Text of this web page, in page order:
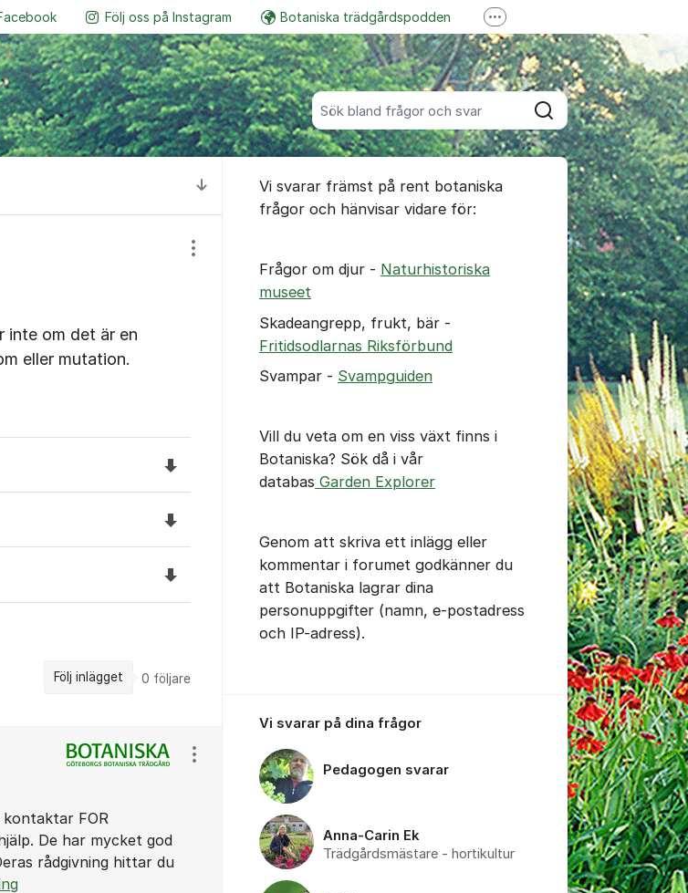
Sök bland alla inlägg
Sök
Följ oss på Instagram Botaniska trädgårdspodden
Botaniskas vänner Följ oss på YouTube Garden Explorer
Fler supportlänkar
Till senaste kommentaren
Visa/dölj inställningar för inlägg/kommentar
inte om det är en
eller mutation.
Ladda ned filen 20240522_090039.jpg
Ladda ned filen 20240522_090102.jpg
Ladda ned filen 20240522_090420.jpg
Följ inlägget 0 följare
FOR
De har mycket god
rådgivning hittar du
Visa/dölj inställningar för inlägg/kommentar
Vi svarar främst på rent botaniska
frågor och hänvisar vidare för:
Frågor om djur - Naturhistoriska
museet
Skadeangrepp, frukt, bär -
Fritidsodlarnas Riksförbund
Svampar - Svampguiden
Vill du veta om en viss växt finns i
Botaniska? Sök då i vår
databas Garden Explorer
Genom att skriva ett inlägg eller
kommentar i forumet godkänner du
att Botaniska lagrar dina
personuppgifter (namn, e-postadress
och IP-adress).
Vi svarar på dina frågor
Pedagogen svarar
Anna-Carin Ek
Trädgårdsmästare - hortikultur